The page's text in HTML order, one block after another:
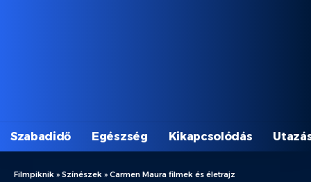
Szabadidő Egészség Kikapcsolódás
Filmpiknik » Színészek » Carmen Maura filmek és életrajz